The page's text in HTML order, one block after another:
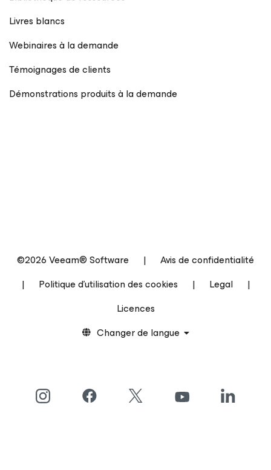
Livres blancs
Webinaires à la demande
Témoignages de clients
Démonstrations produits à la demande
©2026 Veeam® Software |
Avis de confidentialité
|
Politique d’utilisation des cookies | Legal
|
Licences
Changer de langue